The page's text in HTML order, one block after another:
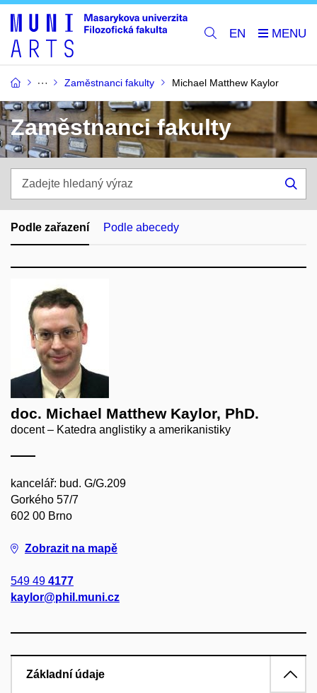
EN
Zaměstnanci fakulty Michael Matthew Kaylor
Zaměstnanci fakulty
hledaný
výraz
Podle zařazení Podle abecedy
doc. Michael Matthew Kaylor, PhD.
docent – Katedra anglistiky a amerikanistiky
kancelář: bud. G/G.209
Gorkého 57/7
602 00 Brno
Zobrazit na mapě
549 49 4177
kaylor@phil.muni.cz
Základní údaje